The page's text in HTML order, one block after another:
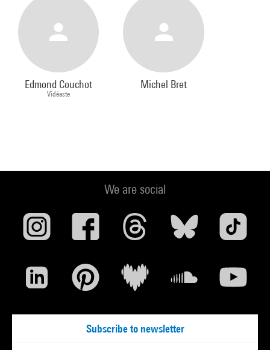
Edmond Couchot
Vidéaste
Michel Bret
We are social
Subscribe to newsletter